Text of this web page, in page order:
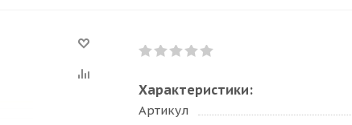
Характеристики:
Артикул